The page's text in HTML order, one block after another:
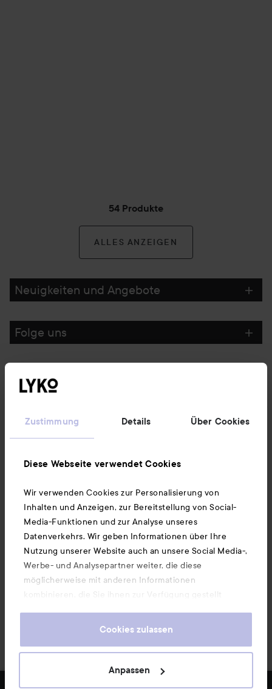
Zustimmung Details Über Cookies
Diese Webseite verwendet Cookies
Wir verwenden Cookies zur Personalisierung von
Inhalten und Anzeigen, zur Bereitstellung von Social-
Media-Funktionen und zur Analyse unseres
Datenverkehrs. Wir geben Informationen über Ihre
Nutzung unserer Website auch an unsere Social Media-,
Werbe- und Analysepartner weiter, die diese
möglicherweise mit anderen Informationen
kombinieren, die Sie ihnen zur Verfügung gestellt
gesammelt haben. Wenn Sie unsere Website weiterhin
Cookies zu. Informationen darüber, wie Sie Ihre Cookie-
Einstellungen ändern können, finden Sie in unseren
Cookies zulassen
Anpassen
54 Produkte
ALLES ANZEIGEN
Neuigkeiten und Angebote
Folge uns
Kundenservice
Informationen
Ebenfalls interessant
Unsere App herunterladen